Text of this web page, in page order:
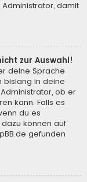
damit
zur Auswahl!
deine Sprache
bislang in deine
ob er
kann. Falls es
du es
können auf
gefunden